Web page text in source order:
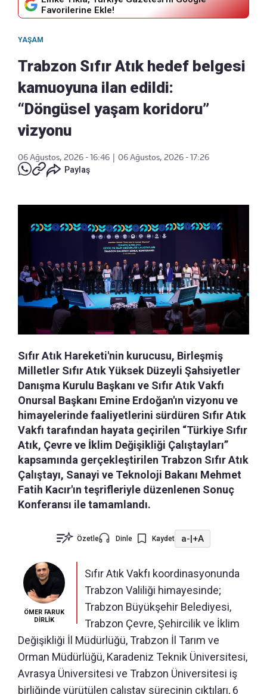
Favorilerine Ekle!
YAŞAM
Trabzon Sıfır Atık hedef belgesi
kamuoyuna ilan edildi:
“Döngüsel yaşam koridoru”
vizyonu
06 Ağustos, 2026 - 16:46
06 Ağustos, 2026 - 17:26
Paylaş
Sıfır Atık Hareketi'nin kurucusu, Birleşmiş
Milletler Sıfır Atık Yüksek Düzeyli Şahsiyetler
Danışma Kurulu Başkanı ve Sıfır Atık Vakfı
Onursal Başkanı Emine Erdoğan'ın vizyonu ve
himayelerinde faaliyetlerini sürdüren Sıfır Atık
Vakfı tarafından hayata geçirilen “Türkiye Sıfır
Atık, Çevre ve İklim Değişikliği Çalıştayları”
kapsamında gerçekleştirilen Trabzon Sıfır Atık
Çalıştayı, Sanayi ve Teknoloji Bakanı Mehmet
Fatih Kacır'ın teşrifleriyle düzenlenen Sonuç
Konferansı ile tamamlandı.
Özetle Dinle Kaydet a-|+A
ÖMER FARUK
DİRLİK
Sıfır Atık Vakfı koordinasyonunda
Trabzon Valiliği himayesinde;
Trabzon Büyükşehir Belediyesi,
Trabzon Çevre, Şehircilik ve İklim
Değişikliği İl Müdürlüğü, Trabzon İl Tarım ve
Orman Müdürlüğü, Karadeniz Teknik Üniversitesi,
Avrasya Üniversitesi ve Trabzon Üniversitesi iş
birliğinde yürütülen çalıştay sürecinin çıktıları, 6